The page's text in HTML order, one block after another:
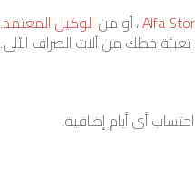
، أو من الوكيل المعتمد.
خطك من آلات الصراف الآلي.
أي أيام إضافية.